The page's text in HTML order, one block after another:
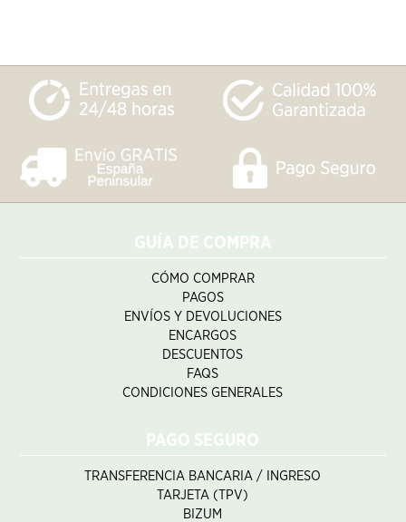
GUÍA DE COMPRA
CÓMO COMPRAR
PAGOS
ENVÍOS Y DEVOLUCIONES
ENCARGOS
DESCUENTOS
FAQS
CONDICIONES GENERALES
PAGO SEGURO
TRANSFERENCIA BANCARIA / INGRESO
TARJETA (TPV)
BIZUM